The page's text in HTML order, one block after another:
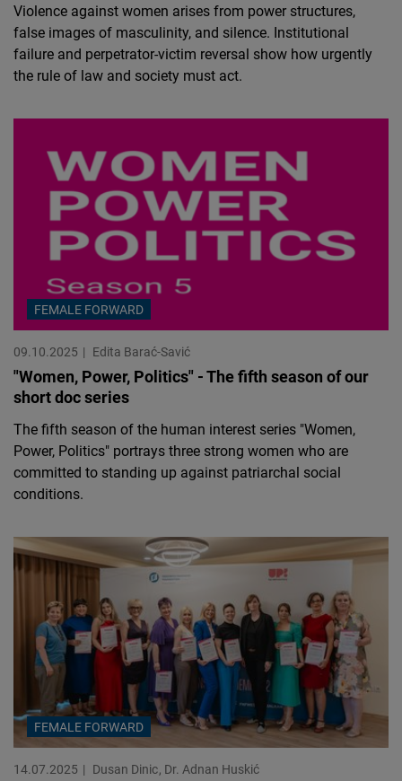
Violence against women arises from power structures,
false images of masculinity, and silence. Institutional
failure and perpetrator-victim reversal show how urgently
the rule of law and society must act.
FEMALE FORWARD
09.10.2025 Edita Barać-Savić
"Women, Power, Politics" - The fifth season of our
short doc series
The fifth season of the human interest series "Women,
Power, Politics" portrays three strong women who are
committed to standing up against patriarchal social
conditions.
FEMALE FORWARD
14.07.2025 Dusan Dinic Dr. Adnan Huskić